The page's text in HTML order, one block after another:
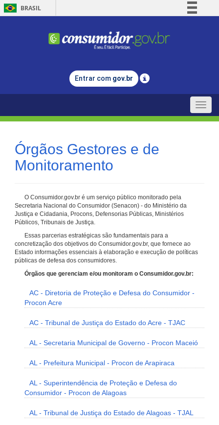
BRASIL
Comunica BR
Legislação
Entrar com gov.br
Toggle
Órgãos Gestores e de
Monitoramento
O Consumidor.gov.br é um serviço público monitorado pela
Secretaria Nacional do Consumidor (Senacon) - do Ministério da
Justiça e Cidadania, Procons, Defensorias Públicas, Ministérios
Públicos, Tribunais de Justiça.
Essas parcerias estratégicas são fundamentais para a
concretização dos objetivos do Consumidor.gov.br, que fornece ao
Estado informações essenciais à elaboração e execução de políticas
públicas de defesa dos consumidores.
Órgãos que gerenciam e/ou monitoram o Consumidor.gov.br:
AC - Diretoria de Proteção e Defesa do Consumidor -
Procon Acre
AC - Tribunal de Justiça do Estado do Acre - TJAC
AL - Secretaria Municipal de Governo - Procon Maceió
AL - Prefeitura Municipal - Procon de Arapiraca
AL - Superintendência de Proteção e Defesa do
Consumidor - Procon de Alagoas
AL - Tribunal de Justiça do Estado de Alagoas - TJAL